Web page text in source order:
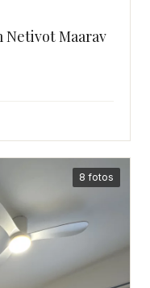
Netivot Maarav
8 fotos